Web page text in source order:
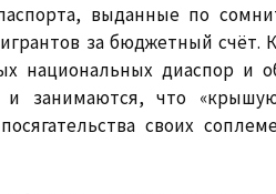
выданные по
за бюджетный счёт.
национальных диаспор и
занимаются, что
своих